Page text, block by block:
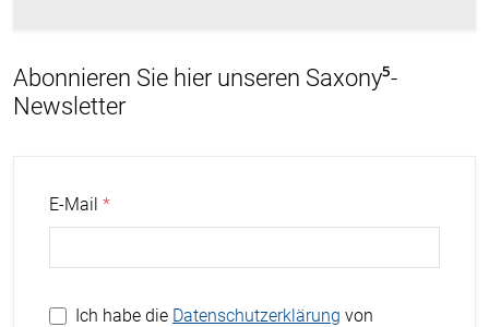
Abonnieren Sie hier unseren Saxony⁵-
Newsletter
E-Mail
Ich habe die Datenschutzerklärung von